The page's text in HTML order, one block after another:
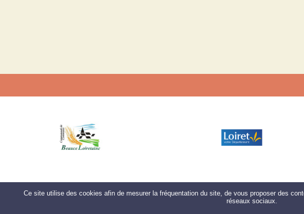
Ce site utilise des cookies afin de mesurer la fréquentation du site, de vous proposer des
réseaux sociaux.